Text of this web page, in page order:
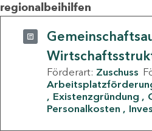
regionalbeihilfen
Förderart: Zuschuss
Existenzgründung
Personalkosten